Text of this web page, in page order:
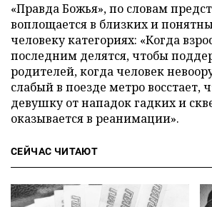
«Правда Божья», по словам
воплощается в близких и
человеку категориях: «Когда
последним делятся, чтобы
родителей, когда человек
слабый в поезде метро восстает,
девушку от нападок гадких и
оказывается в реанимации».
СЕЙЧАС ЧИТАЮТ